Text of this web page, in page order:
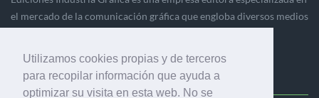
Utilizamos cookies propias y de terceros
para recopilar información que ayuda a
optimizar su visita en esta web. No se
el mercado de la comunicación gráfica que engloba diversos medios